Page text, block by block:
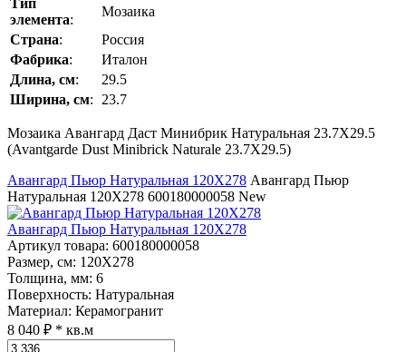
Тип
элемента:
Мозаика
Страна:
Россия
Фабрика:
Италон
Длина, см:
29.5
Ширина, см: 23.7
Мозаика Авангард Даст Минибрик Натуральная 23.7Х29.5
(Avantgarde Dust Minibrick Naturale 23.7Х29.5)
Авангард Пьюр Натуральная 120Х278 Авангард Пьюр
Натуральная 120Х278 600180000058 New
Авангард Пьюр Натуральная 120Х278
Артикул товара: 600180000058
Размер, см: 120Х278
Толщина, мм: 6
Поверхность: Натуральная
Материал: Керамогранит
8 040 ₽ * кв.м